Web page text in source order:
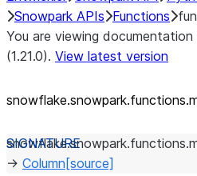
Snowpark APIs Functions
You are viewing
(1.21.0). View latest version
snowflake.snowpark.functions.
→ Column [source]